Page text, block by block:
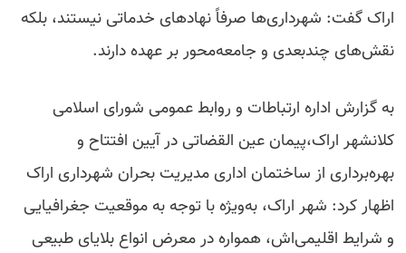
اراک گفت: شهرداری‌ها صرفاً نهادهای خدماتی نیستند، بلکه
نقش‌های چندبعدی و جامعه‌محور بر عهده دارند.
به گزارش اداره ارتباطات و روابط عمومی شورای اسلامی
کلانشهر اراک،پیمان عین القضاتی در آیین افتتاح و
بهره‌برداری از ساختمان اداری مدیریت بحران شهرداری اراک
اظهار کرد: شهر اراک، به‌ویژه با توجه به موقعیت جغرافیایی
و شرایط اقلیمی‌اش، همواره در معرض انواع بلایای طبیعی